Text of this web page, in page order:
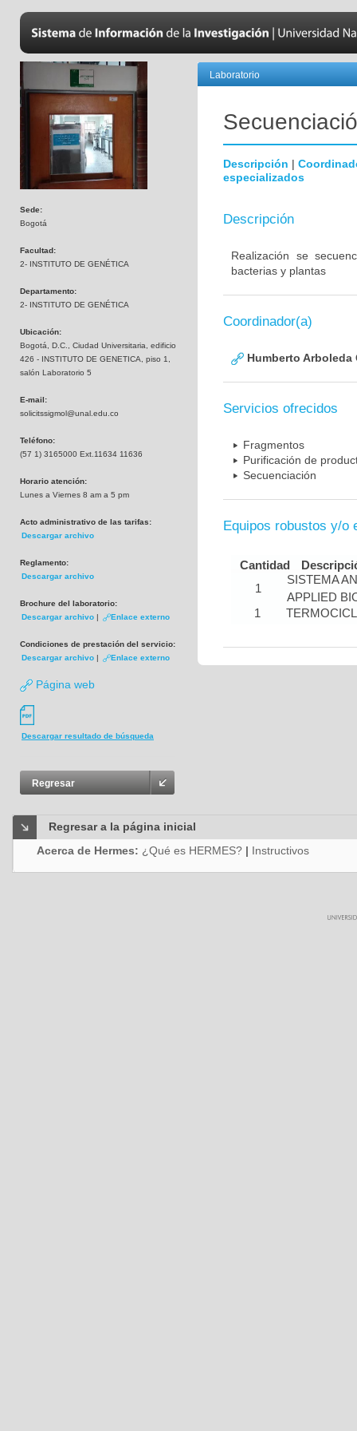
Sede:
Bogotá
Facultad:
2- INSTITUTO DE GENÉTICA
Departamento:
2- INSTITUTO DE GENÉTICA
Ubicación:
Bogotá, D.C., Ciudad Universitaria, edificio
426 - INSTITUTO DE GENETICA, piso 1,
salón Laboratorio 5
E-mail:
solicitssigmol@unal.edu.co
Teléfono:
(57 1) 3165000 Ext.11634 11636
Horario atención:
Lunes a Viernes 8 am a 5 pm
Acto administrativo de las tarifas:
Descargar archivo
Reglamento:
Descargar archivo
Brochure del laboratorio:
Descargar archivo | Enlace externo
Condiciones de prestación del servicio:
Descargar archivo | Enlace externo
Página web
Descargar resultado de búsqueda
Regresar
Laboratorio
Descripción |
especializados
Descripción
Realización se
bacterias y plantas
Coordinador(a)
Humberto Arboleda
Servicios ofrecidos
Fragmentos
Purificación de
Secuenciación
Equipos robustos y/o
Cantidad
1
SISTEMA
APPLIED
1
Regresar a la página inicial
Acerca de Hermes: ¿Qué es HERMES? | Instructivos